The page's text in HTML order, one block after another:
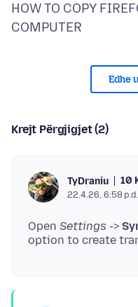
HOW TO COPY
Edhe
Krejt Përgjigjet (2)
TyDraniu 10
22.4.26, 6:58 p.d.
Open Settings ->